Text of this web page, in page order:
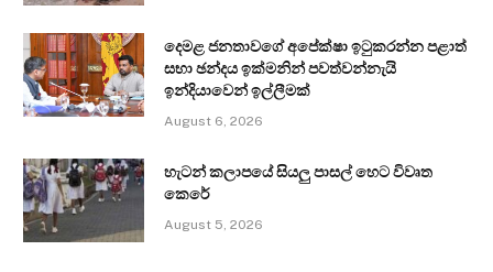
දෙමළ ජනතාවගේ අපේක්ෂා ඉටුකරන්න පළාත්
සභා ඡන්දය ඉක්මනින් පවත්වන්නැයි
ඉන්දියාවෙන් ඉල්ලීමක්
August 6, 2026
හැටන් කලාපයේ සියලු පාසල් හෙට විවෘත
කෙරේ
August 5, 2026